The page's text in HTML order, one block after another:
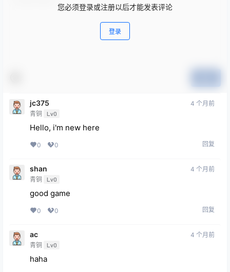
您必须登录或注册以后才能发表评论
登录
jc375
青铜 Lv0
4 个月前
Hello, i'm new here
0 0 回复
shan
青铜 Lv0
4 个月前
good game
0 0 回复
ac
青铜 Lv0
4 个月前
haha